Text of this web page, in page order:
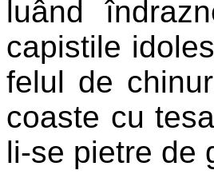
luând
capistile
felul de
coaste cu
li-se pietre de